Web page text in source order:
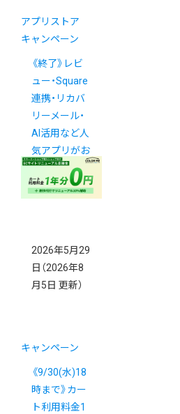
アプリストア
キャンペーン
《終了》レビ
ュー・Square
連携・リカバ
リーメール・
AI活用など人
気アプリがお
得！
2026年5月29
日 （2026年8
月5日 更新）
キャンペーン
《9/30(水)18
時まで》カー
ト利用料金1